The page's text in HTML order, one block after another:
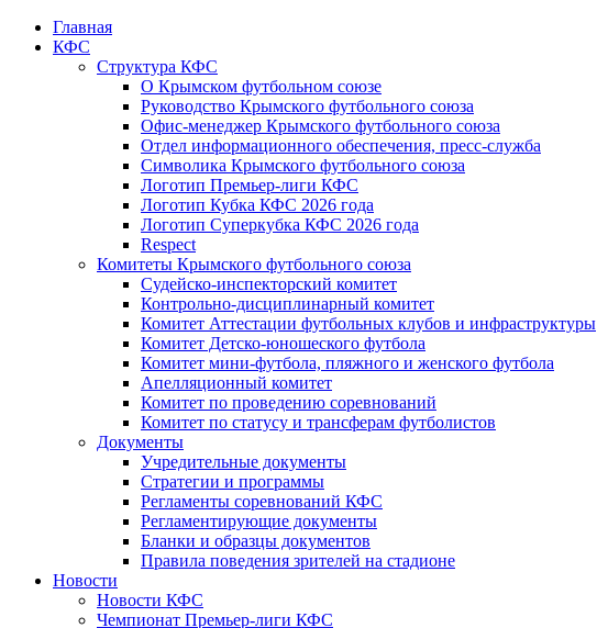
Главная
КФС
Структура КФС
О Крымском футбольном союзе
Руководство Крымского футбольного союза
Офис-менеджер Крымского футбольного союза
Отдел информационного обеспечения, пресс-служба
Символика Крымского футбольного союза
Логотип Премьер-лиги КФС
Логотип Кубка КФС 2026 года
Логотип Суперкубка КФС 2026 года
Respect
Комитеты Крымского футбольного союза
Судейско-инспекторский комитет
Контрольно-дисциплинарный комитет
Комитет Аттестации футбольных клубов и инфраструктуры
Комитет Детско-юношеского футбола
Комитет мини-футбола, пляжного и женского футбола
Апелляционный комитет
Комитет по проведению соревнований
Комитет по статусу и трансферам футболистов
Документы
Учредительные документы
Стратегии и программы
Регламенты соревнований КФС
Регламентирующие документы
Бланки и образцы документов
Правила поведения зрителей на стадионе
Новости
Новости КФС
Чемпионат Премьер-лиги КФС